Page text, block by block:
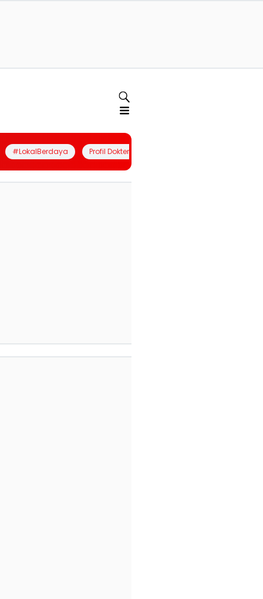
#LokalBerdaya Profil Dokter